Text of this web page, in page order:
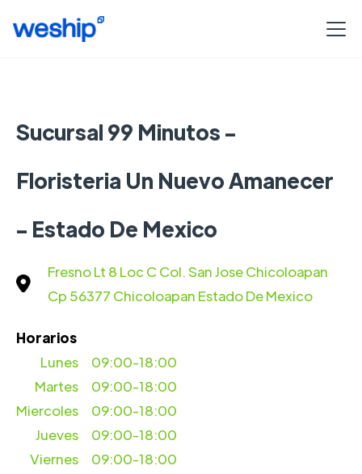
Sucursal 99 Minutos -
Floristeria Un Nuevo Amanecer
- Estado De Mexico
Fresno Lt 8 Loc C Col. San Jose Chicoloapan
Cp 56377 Chicoloapan Estado De Mexico
Horarios
09:00-18:00
Martes
Miercoles
Lunes
09:00-18:00
09:00-18:00
Jueves
09:00-18:00
Viernes
09:00-18:00